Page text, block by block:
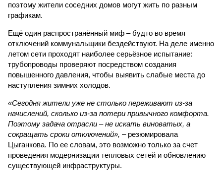
поэтому жители соседних домов могут жить по разным
графикам.
Ещё один распространённый миф – будто во время
отключений коммунальщики бездействуют. На деле именно
летом сети проходят наиболее серьёзное испытание:
трубопроводы проверяют посредством создания
повышенного давления, чтобы выявить слабые места до
наступления зимних холодов.
«Сегодня жители уже не столько переживают из-за
начислений, сколько из-за потери привычного комфорта.
Поэтому задача отрасли – не искать виноватых, а
сокращать сроки отключений», – резюмировала
Цыганкова. По ее словам, это возможно только за счет
проведения модернизации тепловых сетей и обновлению
существующей инфраструктуры.